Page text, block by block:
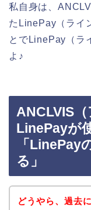
私自身は、
たLinePay（ライ
とでLinePay（ラ
よ♪
ANCLVIS
LinePayが
「LinePay
る」
どうやら、過去